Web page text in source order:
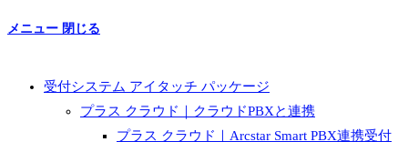
メニュー 閉じる
受付システム アイタッチ パッケージ
プラス クラウド｜クラウドPBXと連携
プラス クラウド｜Arcstar Smart PBX連携受付